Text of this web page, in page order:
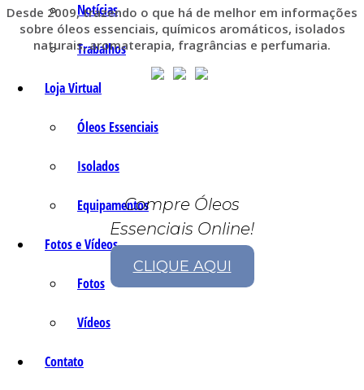
Notícias
Trabalhos
Loja Virtual
Óleos Essenciais
Isolados
Equipamentos
Fotos e Vídeos
Fotos
Vídeos
Contato
Desde 2009, trazendo o que há de melhor em informações
sobre óleos essenciais, químicos aromáticos, isolados
naturais, aromaterapia, fragrâncias e perfumaria.
Compre Óleos
Essenciais Online!
CLIQUE AQUI